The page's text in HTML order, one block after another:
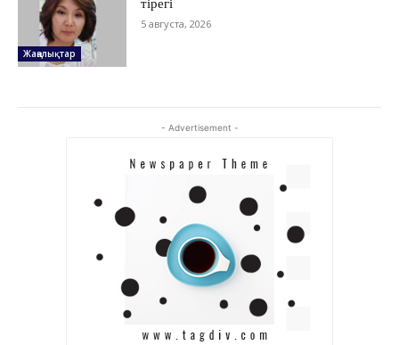
КӨЗҚАРАС
ЗЕРТТЕУ
Kokshetau
Байланыс
Жаңалықтар
5 августа, 2026
- Advertisement -